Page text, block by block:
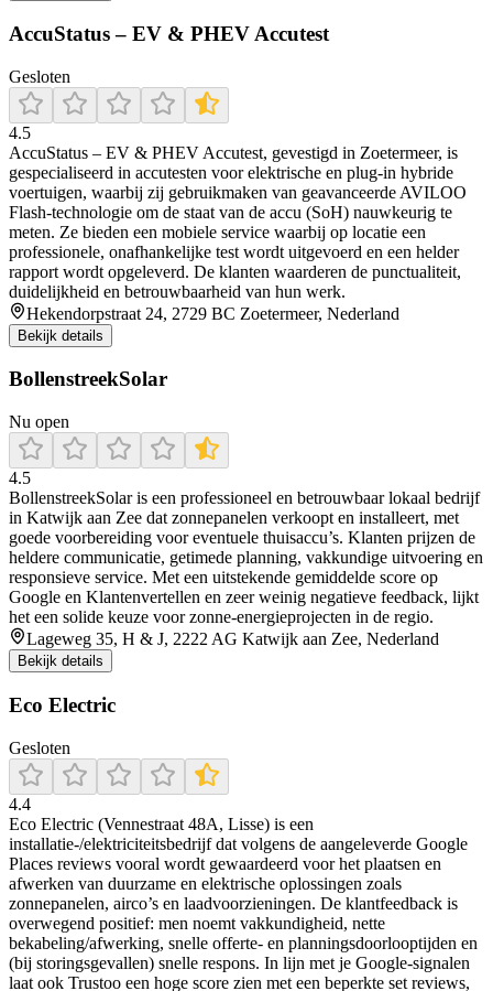
AccuStatus – EV & PHEV Accutest
Gesloten
4.5
AccuStatus – EV & PHEV Accutest, gevestigd in Zoetermeer, is
gespecialiseerd in accutesten voor elektrische en plug‑in hybride
voertuigen, waarbij zij gebruikmaken van geavanceerde AVILOO
Flash‑technologie om de staat van de accu (SoH) nauwkeurig te
meten. Ze bieden een mobiele service waarbij op locatie een
professionele, onafhankelijke test wordt uitgevoerd en een helder
rapport wordt opgeleverd. De klanten waarderen de punctualiteit,
duidelijkheid en betrouwbaarheid van hun werk.
Hekendorpstraat 24, 2729 BC Zoetermeer, Nederland
Bekijk details
BollenstreekSolar
Nu open
4.5
BollenstreekSolar is een professioneel en betrouwbaar lokaal bedrijf
in Katwijk aan Zee dat zonnepanelen verkoopt en installeert, met
goede voorbereiding voor eventuele thuisaccu’s. Klanten prijzen de
heldere communicatie, getimede planning, vakkundige uitvoering en
responsieve service. Met een uitstekende gemiddelde score op
Google en Klantenvertellen en zeer weinig negatieve feedback, lijkt
het een solide keuze voor zonne-energieprojecten in de regio.
Lageweg 35, H & J, 2222 AG Katwijk aan Zee, Nederland
Bekijk details
Eco Electric
Gesloten
4.4
Eco Electric (Vennestraat 48A, Lisse) is een
installatie-/elektriciteitsbedrijf dat volgens de aangeleverde Google
Places reviews vooral wordt gewaardeerd voor het plaatsen en
afwerken van duurzame en elektrische oplossingen zoals
zonnepanelen, airco’s en laadvoorzieningen. De klantfeedback is
overwegend positief: men noemt vakkundigheid, nette
bekabeling/afwerking, snelle offerte- en planningsdoorlooptijden en
(bij storingsgevallen) snelle respons. In lijn met je Google-signalen
laat ook Trustoo een hoge score zien met een beperkte set reviews,